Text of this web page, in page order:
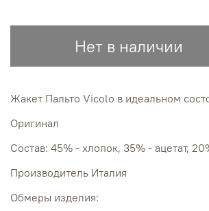
Нет в наличии
Жакет Пальто Vicolo в идеальном
Оригинал
Состав: 45% - хлопок, 35% - ацетат,
Производитель Италия
Обмеры изделия: